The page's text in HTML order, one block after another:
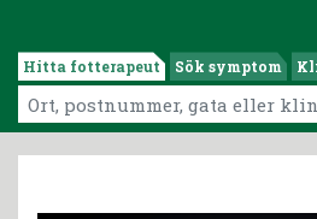
Hitta fotterapeut Sök symptom